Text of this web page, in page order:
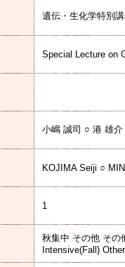
遺伝・生化学特別
Special Lecture on
小嶋 誠司 ○ 港 雄介
KOJIMA Seiji ○
1
秋集中 その他 その
Intensive(Fall)